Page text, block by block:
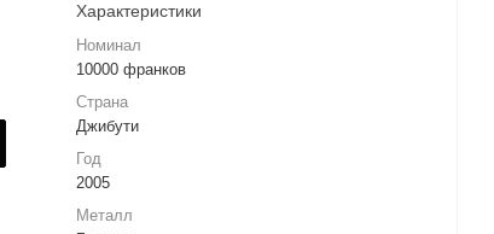
Характеристики
Номинал
10000 франков
Страна
Джибути
Год
2005
Металл